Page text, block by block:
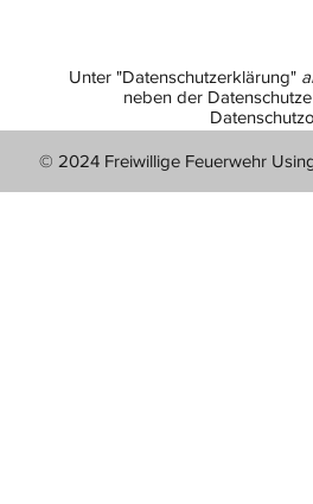
Unter "Datenschutzerklärung"
neben der
© 2024 Freiwillige Feuerwehr